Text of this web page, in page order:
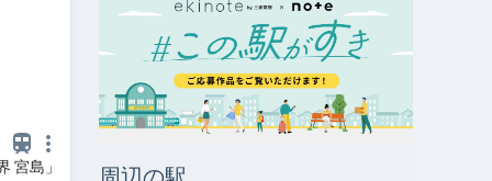
宮島」